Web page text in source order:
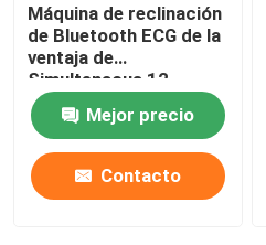
Máquina de reclinación
de Bluetooth ECG de la
ventaja de
Simultenaous 12
Mejor precio
Contacto